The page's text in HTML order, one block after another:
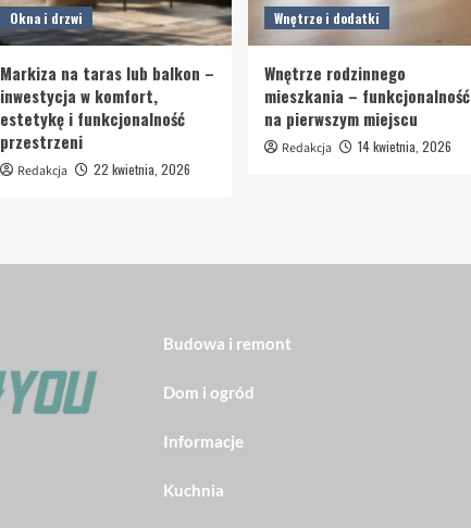
Okna i drzwi
Markiza na taras lub balkon –
inwestycja w komfort,
estetykę i funkcjonalność
przestrzeni
Redakcja 22 kwietnia, 2026
Wnętrze i dodatki
Wnętrze rodzinnego
mieszkania – funkcjonalność
na pierwszym miejscu
Redakcja 14 kwietnia, 2026
Budowa i remont
Dom i ogród
Informacje
Kuchnia